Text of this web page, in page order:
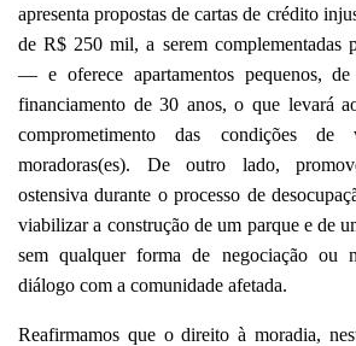
apresenta propostas de cartas de crédito
de R$ 250 mil, a serem complementadas
— e oferece apartamentos pequenos,
financiamento de 30 anos, o que levará
comprometimento das condições de
moradoras(es). De outro lado,
ostensiva durante o processo de
viabilizar a construção de um parque e de
sem qualquer forma de negociação ou
diálogo com a comunidade afetada.
Reafirmamos que o direito à moradia,